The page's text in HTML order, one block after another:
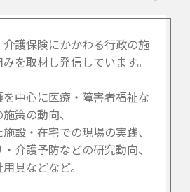
護保険にかかわる行政の施
を取材し発信しています。
中心に医療・障害者福祉な
策の動向、
設・在宅での現場の実践、
介護予防などの研究動向、
具などなど。